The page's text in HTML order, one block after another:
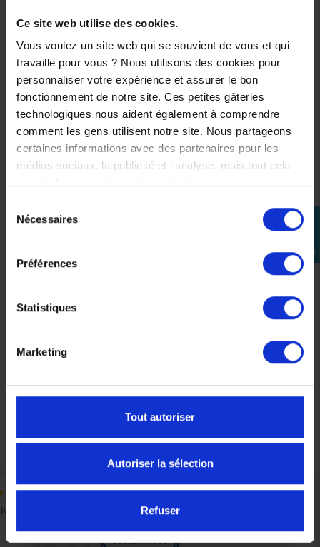
Ce site web utilise des cookies.
Vous voulez un site web qui se souvient de vous et qui
travaille pour vous ? Nous utilisons des cookies pour
personnaliser votre expérience et assurer le bon
fonctionnement de notre site. Ces petites gâteries
technologiques nous aident également à comprendre
comment les gens utilisent notre site. Nous partageons
certaines informations avec des partenaires pour les
médias sociaux, la publicité et l'analyse, mais tout cela
Nécessaires
Préférences
Statistiques
Marketing
Tout autoriser
Autoriser la sélection
Refuser
perm_identity
connecter
1390 SUPER DUKE-
R/EVO/GT
199,98 €